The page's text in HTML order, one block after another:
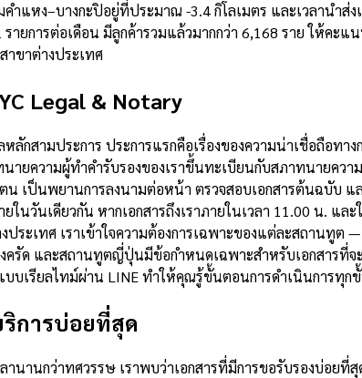
แหง–บางกะปิอยู่ที่ประมาณ -3.4 กิโลเมตร และเวลานำส่
ยการต่อเดือน มีลูกค้ารวมแล้วมากกว่า 6,168 ราย ให้คะแ
าขาต่างประเทศ
Legal & Notary
ลักสามประการ ประการแรกคือเรื่องของความน่าเชื่อถือ
ยความผู้ทำคำรับรองของเราขึ้นทะเบียนกับสภาทนายคว
เป็นพยานการลงนามต่อหน้า ตรวจสอบเอกสารต้นฉบับ แ
วันเดียวกัน หากเอกสารถึงเราภายในเวลา 11.00 น. แล
ประเทศ เราเข้าใจความต้องการเฉพาะของแต่ละสถานทู
รัด และสถานทูตญี่ปุ่นมีข้อกำหนดเฉพาะสำหรับเอกสารที่จ
บเรียลไทม์ผ่าน LINE ทำให้คุณรู้ขั้นตอนการดำเนินการทุก
การบ่อยที่สุด
นานกว่าทศวรรษ เราพบว่าเอกสารที่มีการขอรับรองบ่อย